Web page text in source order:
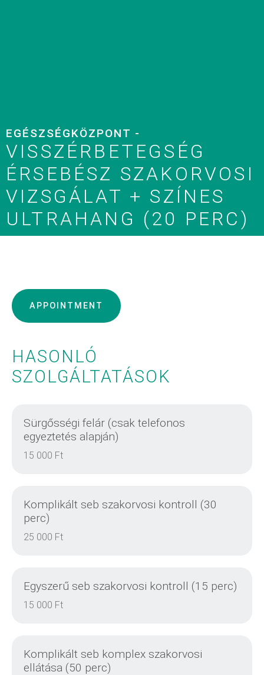
EGÉSZSÉGKÖZPONT -
VISSZÉRBETEGSÉG
ÉRSEBÉSZ SZAKORVOSI
VIZSGÁLAT + SZÍNES
ULTRAHANG (20 PERC)
APPOINTMENT
HASONLÓ
SZOLGÁLTATÁSOK
Sürgősségi felár (csak telefonos
egyeztetés alapján)
15 000 Ft
Komplikált seb szakorvosi kontroll (30
perc)
25 000 Ft
Egyszerű seb szakorvosi kontroll (15 perc)
15 000 Ft
Komplikált seb komplex szakorvosi
ellátása (50 perc)